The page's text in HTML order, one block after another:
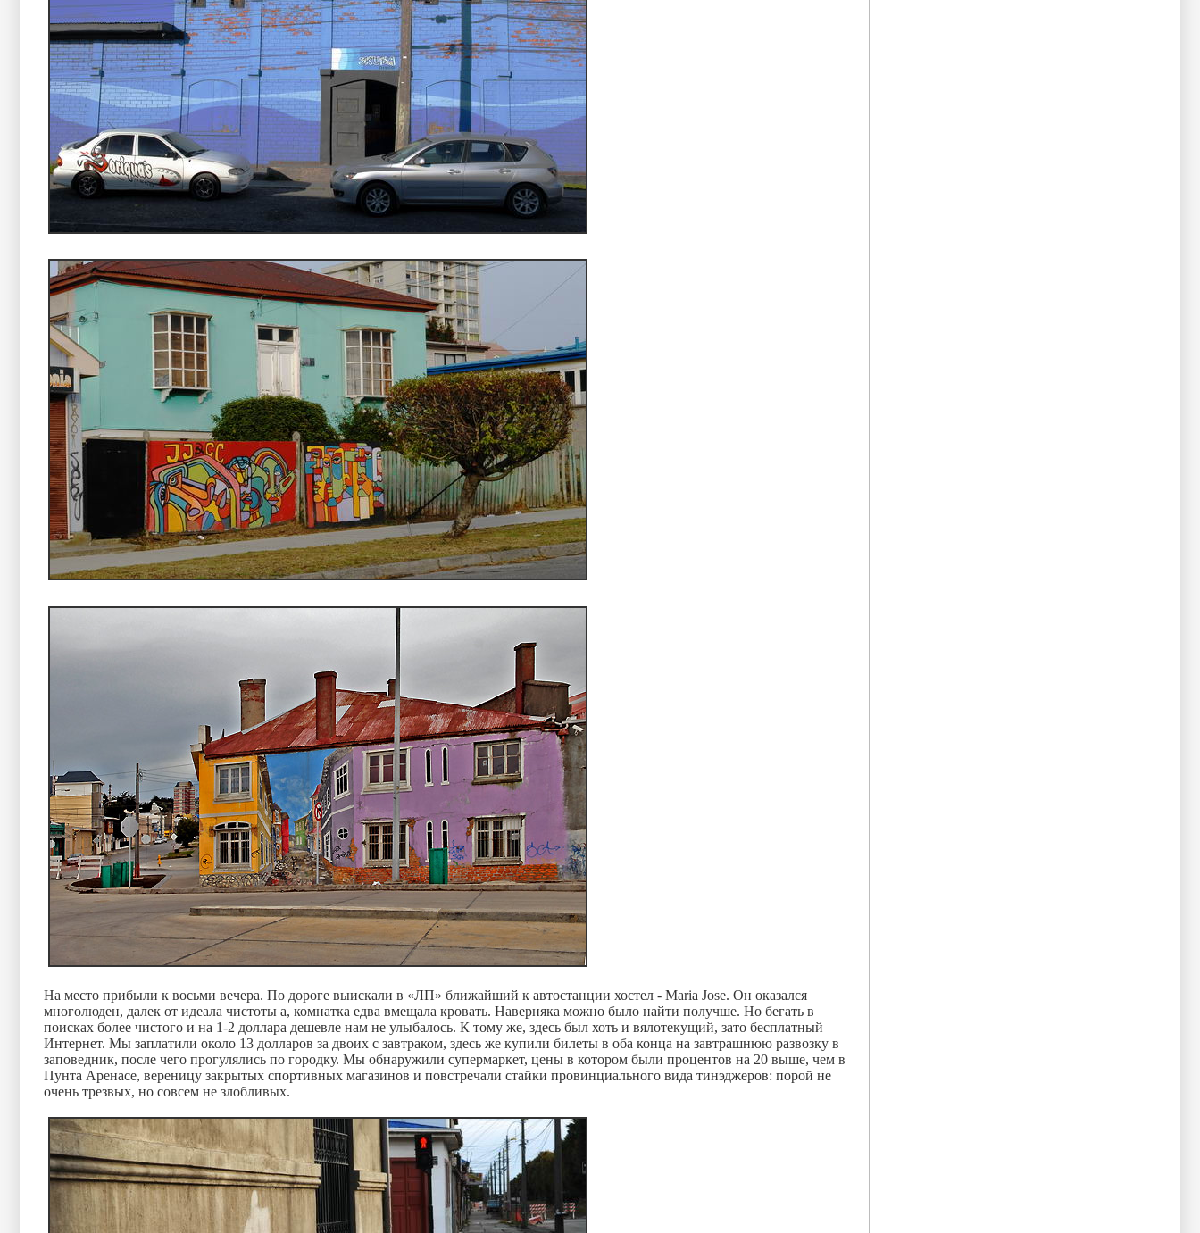
На место прибыли к восьми вечера. По дороге выискали в «ЛП» ближайший к автостанции хостел - Maria Jose. Он оказался
многолюден, далек от идеала чистоты а, комнатка едва вмещала кровать. Наверняка можно было найти получше. Но бегать в
поисках более чистого и на 1-2 доллара дешевле нам не улыбалось. К тому же, здесь был хоть и вялотекущий, зато бесплатный
Интернет. Мы заплатили около 13 долларов за двоих с завтраком, здесь же купили билеты в оба конца на завтрашнюю развозку в
заповедник, после чего прогулялись по городку. Мы обнаружили супермаркет, цены в котором были процентов на 20 выше, чем в
Пунта Аренасе, вереницу закрытых спортивных магазинов и повстречали стайки провинциального вида тинэджеров: порой не
очень трезвых, но совсем не злобливых.